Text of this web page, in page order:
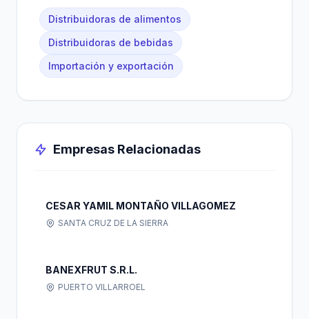
Distribuidoras de alimentos
Distribuidoras de bebidas
Importación y exportación
Empresas Relacionadas
CESAR YAMIL MONTAÑO VILLAGOMEZ
SANTA CRUZ DE LA SIERRA
BANEXFRUT S.R.L.
PUERTO VILLARROEL